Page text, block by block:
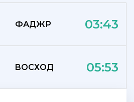
ФАДЖР 03:43
ВОСХОД 05:53